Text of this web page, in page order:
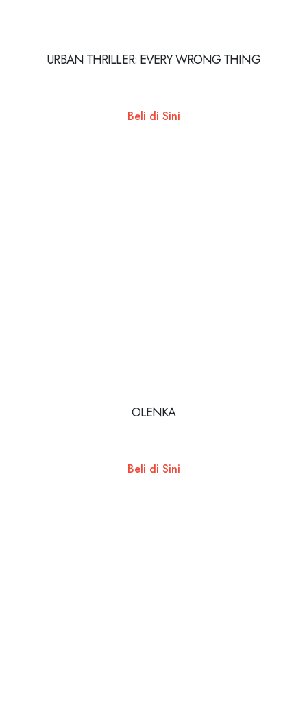
URBAN THRILLER: EVERY WRONG THING
Beli di Sini
OLENKA
Beli di Sini